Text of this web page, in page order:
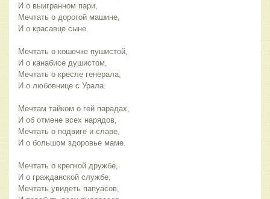
И о выигранном пари,
Мечтать о дорогой машине,
И о красавце сыне.
Мечтать о кошечке пушистой,
И о канабисе душистом,
Мечтать о кресле генерала,
И о любовнице с Урала.
Мечтам тайком о гей парадах,
И об отмене всех нарядов,
Мечтать о подвиге и славе,
И о большом здоровье маме.
Мечтать о крепкой дружбе,
И о гражданской службе,
Мечтать увидеть папуасов,